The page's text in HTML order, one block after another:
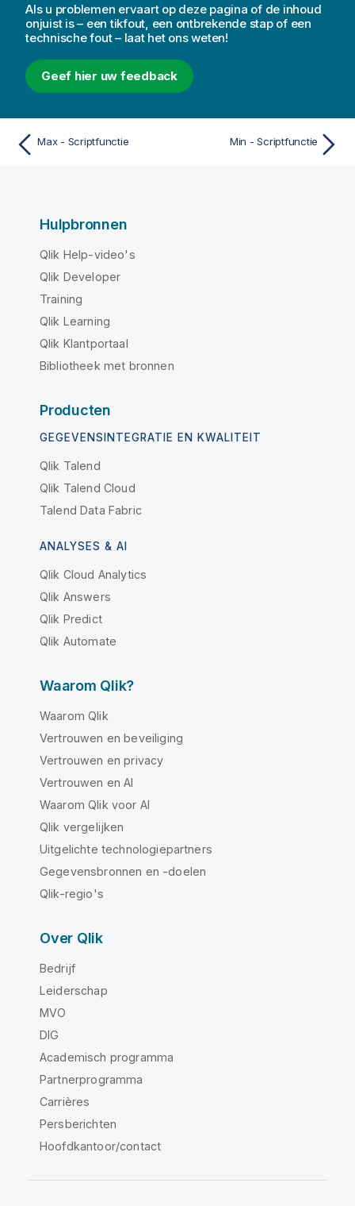
Als u problemen ervaart op deze pagina of de inhoud
onjuist is – een tikfout, een ontbrekende stap of een
technische fout – laat het ons weten!
Geef hier uw feedback
Max - Scriptfunctie Min - Scriptfunctie
Hulpbronnen
Qlik Help-video's
Qlik Developer
Training
Qlik Learning
Qlik Klantportaal
Bibliotheek met bronnen
Producten
GEGEVENSINTEGRATIE EN KWALITEIT
Qlik Talend
Qlik Talend Cloud
Talend Data Fabric
ANALYSES & AI
Qlik Cloud Analytics
Qlik Answers
Qlik Predict
Qlik Automate
Waarom Qlik?
Waarom Qlik
Vertrouwen en beveiliging
Vertrouwen en privacy
Vertrouwen en AI
Waarom Qlik voor AI
Qlik vergelijken
Uitgelichte technologiepartners
Gegevensbronnen en -doelen
Qlik-regio's
Over Qlik
Bedrijf
Leiderschap
MVO
DIG
Academisch programma
Partnerprogramma
Carrières
Persberichten
Hoofdkantoor/contact